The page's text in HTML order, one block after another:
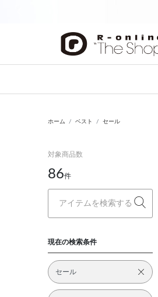
ホーム ベスト セール
対象商品数
86件
現在の検索条件
セール